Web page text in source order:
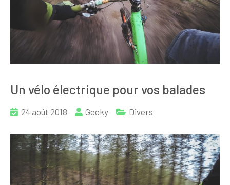
Un vélo électrique pour vos balades
24 août 2018 Geeky Divers